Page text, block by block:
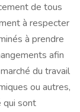
de tous
à respecter
à prendre
afin
du travail
ou autres,
qui sont